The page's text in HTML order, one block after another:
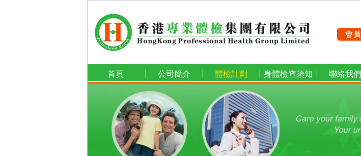
首頁 公司簡介 體檢計劃 身體檢查須知 聯絡我們